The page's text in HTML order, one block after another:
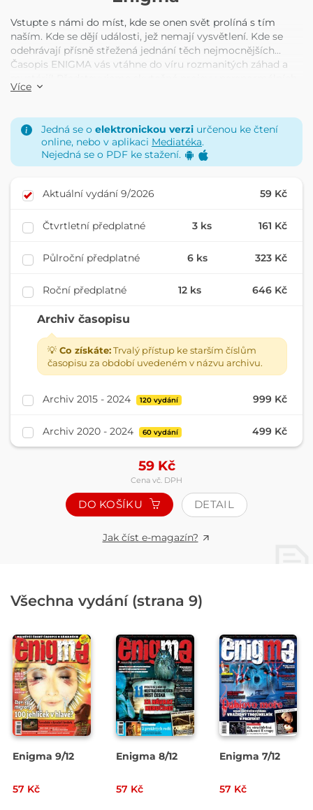
Vstupte s námi do míst, kde se onen svět prolíná s tím
naším. Kde se dějí události, jež nemají vysvětlení. Kde se
odehrávají přísně střežená jednání těch nejmocnějších...
Časopis ENIGMA vás vtáhne do víru rozmanitých záhad a
jevů, svědectví o UFO a nadpřirozené schopnosti lidí z
existovat a konspirační teorie, jež možná rozkrývají
skutečnou pravdu o našem světě. To vše a mnohem více
naleznete každý měsíc na 108 strhujících stranách ENIGMY,
nejčtenějšího časopisu o záhadách na českém trhu!
dlouho...
Více
Jedná se o elektronickou verzi určenou ke čtení
online, nebo v aplikaci Mediatéka.
Nejedná se o PDF ke stažení.
Aktuální vydání 9/2026 59 Kč
Čtvrtletní předplatné 3 ks 161 Kč
Půlroční předplatné 6 ks 323 Kč
Roční předplatné 12 ks 646 Kč
Archiv časopisu
💡 Co získáte:Trvalý přístup ke starším číslům
časopisu za období uvedeném v názvu archivu.
Archiv 2015 - 2024 120 vydání 999 Kč
Archiv 2020 - 2024 60 vydání 499 Kč
59Kč
Cena vč. DPH
DO KOŠÍKU DETAIL
Jak číst e-magazín?
Všechna vydání (strana 9)
Enigma 9/12
57 Kč
Enigma 8/12
57 Kč
Enigma 7/12
57 Kč